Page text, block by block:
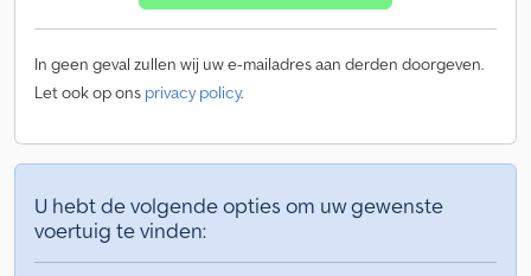
In geen geval zullen wij uw e-mailadres aan derden doorgeven.
Let ook op ons privacy policy.
U hebt de volgende opties om uw gewenste
voertuig te vinden: